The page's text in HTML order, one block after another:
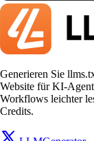
Generieren Sie
Website für KI-
Workflows leichter
Credits.